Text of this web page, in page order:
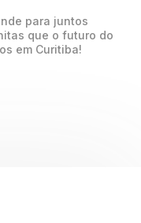
para juntos
que o futuro do
em Curitiba!